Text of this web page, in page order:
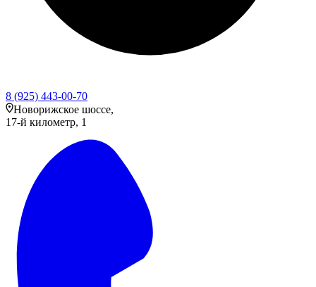
8 (925) 443-00-70
Новорижское шоссе,
17-й километр, 1